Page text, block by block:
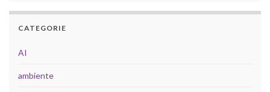
CATEGORIE
AI
ambiente